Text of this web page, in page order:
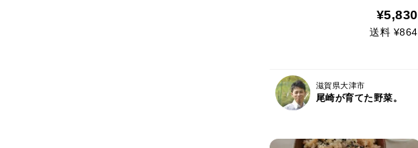
¥5,830
送料 ¥864
滋賀県大津市
尾崎が育てた野菜。